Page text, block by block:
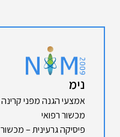
נימ
אמצעי הגנה מפני קרינה
מכשור רפואי
פיסיקה גרעינית – מכשור